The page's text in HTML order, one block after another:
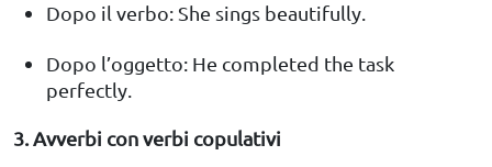
Dopo il verbo: She sings beautifully.
Dopo l’oggetto: He completed the task
perfectly.
3. Avverbi con verbi copulativi